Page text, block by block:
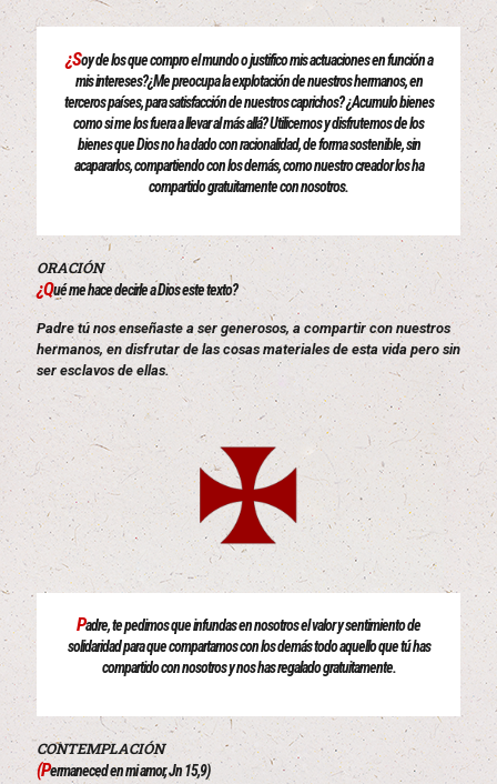
¿Soy de los que compro el mundo o justifico mis actuaciones en función a
mis intereses?¿Me preocupa la explotación de nuestros hermanos, en
terceros países, para satisfacción de nuestros caprichos? ¿Acumulo bienes
como si me los fuera a llevar al más allá? Utilicemos y disfrutemos de los
bienes que Dios no ha dado con racionalidad, de forma sostenible, sin
acapararlos, compartiendo con los demás, como nuestro creador los ha
compartido gratuitamente con nosotros.
ORACIÓN
¿Qué me hace decirle a Dios este texto?
Padre tú nos enseñaste a ser generosos, a compartir con nuestros
hermanos, en disfrutar de las cosas materiales de esta vida pero sin
ser esclavos de ellas.
Padre, te pedimos que infundas en nosotros el valor y sentimiento de
solidaridad para que compartamos con los demás todo aquello que tú has
compartido con nosotros y nos has regalado gratuitamente.
CONTEMPLACIÓN
(Permaneced en mi amor, Jn 15,9)